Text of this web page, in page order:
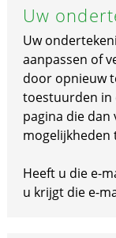
Uw
Uw
aanpassen of
door opnieuw
toestuurden in
pagina die
mogelijkheden
Heeft u die e-
u krijgt die e-